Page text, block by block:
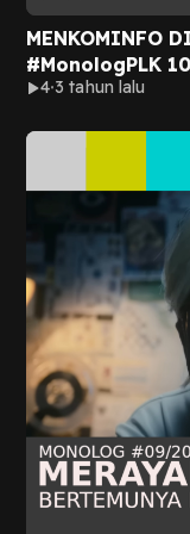
MENKOMINFO
#MonologPLK
4 3 tahun lalu